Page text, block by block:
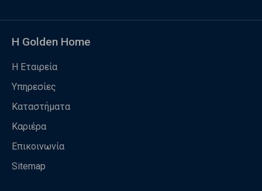
Η Golden Home
Η Εταιρεία
Υπηρεσίες
Καταστήματα
Καριέρα
Επικοινωνία
Sitemap